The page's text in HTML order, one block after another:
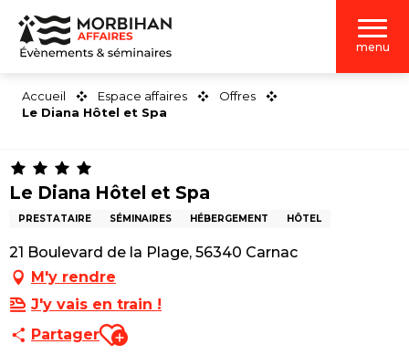
Aller
contenu
menu
Accueil Espace affaires
Offres
Le Diana Hôtel et Spa
Le Diana Hôtel et Spa
PRESTATAIRE SÉMINAIRES HÉBERGEMENT HÔTEL
21 Boulevard de la Plage, 56340 Carnac
M'y rendre
J'y vais en train !
PartagerAjouter aux favoris